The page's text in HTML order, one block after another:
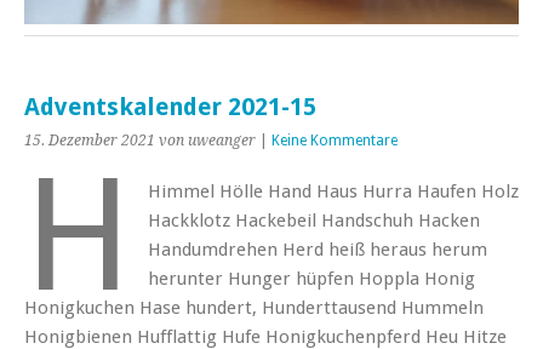
Adventskalender 2021-15
15. Dezember 2021 von uweanger Keine Kommentare
H
Himmel Hölle Hand Haus Hurra Haufen Holz
Hackklotz Hackebeil Handschuh Hacken
Handumdrehen Herd heiß heraus herum
herunter Hunger hüpfen Hoppla Honig
Honigkuchen Hase hundert, Hunderttausend Hummeln
Honigbienen Hufflattig Hufe Honigkuchenpferd Heu Hitze